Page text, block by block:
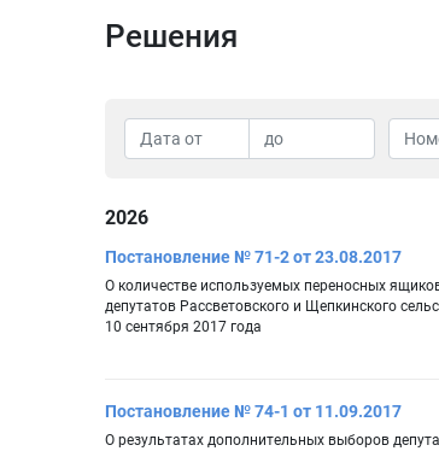
Решения
2026
Постановление № 71-2 от 23.08.2017
О количестве используемых переносных
депутатов Рассветовского и Щепкинского
10 сентября 2017 года
Постановление № 74-1 от 11.09.2017
О результатах дополнительных выборов